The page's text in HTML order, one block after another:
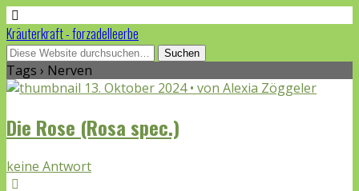
Kräuterkraft - forzadelleerbe
Tags › Nerven
13. Oktober 2024 • von Alexia Zöggeler
Die Rose (Rosa spec.)
keine Antwort